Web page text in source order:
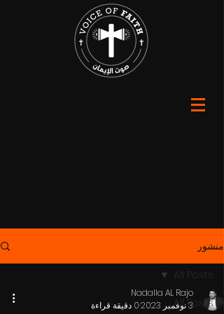
منشور
All Posts
All Posts
Nadalla AL Rajo
3 نوفمبر 2023
0 دقيقة قراءة